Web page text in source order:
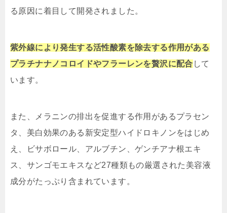
る原因に着目して開発されました。
紫外線により発生する活性酸素を除去する作用がある
プラチナナノコロイドやフラーレンを贅沢に配合 して
います。
また、メラニンの排出を促進する作用があるプラセン
タ、美白効果のある新安定型ハイドロキノンをはじめ
え、ビサボロール、アルブチン、ゲンチアナ根エキ
ス、サンゴモエキスなど27種類もの厳選された美容液
成分がたっぷり含まれています。